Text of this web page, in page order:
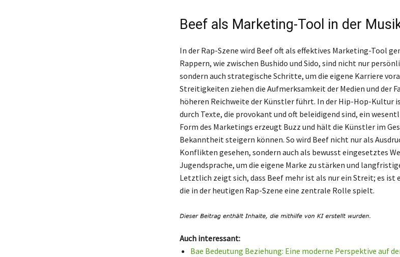
Beef als Marketing-Tool in der
In der Rap-Szene wird Beef oft als effektives Marketing-Tool
Rappern, wie zwischen Bushido und Sido, sind nicht nur
sondern auch strategische Schritte, um die eigene Karriere
Streitigkeiten ziehen die Aufmerksamkeit der Medien und der
höheren Reichweite der Künstler führt. In der Hip-Hop-Kultur
durch Texte, die provokant und oft beleidigend sind, ein
Form des Marketings erzeugt Buzz und hält die Künstler im
Bekanntheit steigern können. So wird Beef nicht nur als
Konflikten gesehen, sondern auch als bewusst eingesetztes
Jugendsprache, um die eigene Marke zu stärken und
Letztlich zeigt sich, dass Beef mehr ist als nur ein Streit; es
die in der heutigen Rap-Szene eine zentrale Rolle spielt.
Auch interessant:
Bae Bedeutung Beziehung: Eine moderne Perspektive auf